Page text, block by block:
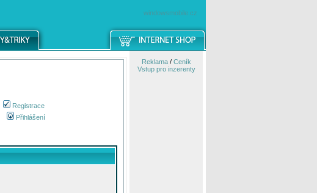
windowsmobile.cz
Registrace
Přihlášení
Reklama/ Ceník
Vstup pro inzerenty